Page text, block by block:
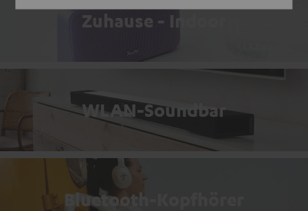
Zuhause - Indoor
WLAN-Soundbar
Bluetooth-Kopfhörer